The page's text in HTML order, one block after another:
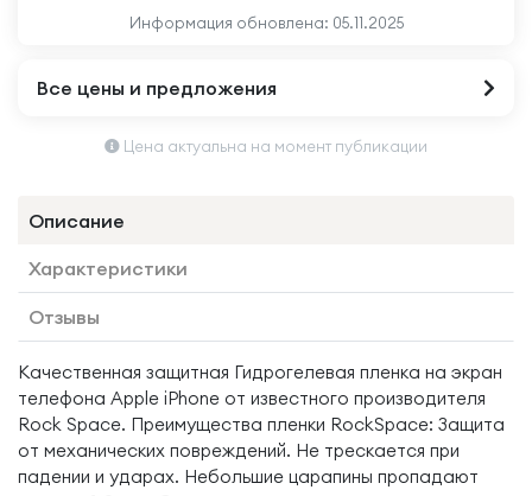
Информация обновлена: 05.11.2025
Все цены и предложения
Цена актуальна на момент публикации
Описание
Характеристики
Отзывы
Качественная защитная Гидрогелевая пленка на экран
телефона Apple iPhone от известного производителя
Rock Space. Преимущества пленки RockSpace: Защита
от механических повреждений. Не трескается при
падении и ударах. Небольшие царапины пропадают